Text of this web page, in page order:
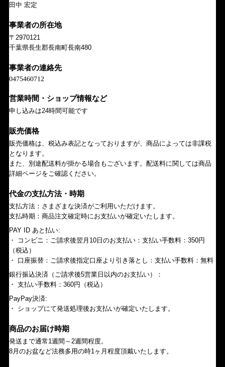
田中 宏定
事業者の所在地
〒2970121
千葉県長生郡長南町長南480
事業者の連絡先
営業時間・ショップ情報など
申し込みは24時間可能です
販売価格
販売価格は、税込み表記となっておりますが、商品によっては非課税
となります。
また、別途配送料が掛かる場合もございます。配送料に関しては商品
詳細ページをご確認ください。
代金の支払方法・時期
支払方法：さまざまな決済がご利用いただけます。
支払時期：商品注文確定時にお支払いが確定いたします。
PAY ID あと払い:
・ コンビニ：ご請求後翌月10日のお支払い：支払い手数料：350円
（税込）
・ 口座振替：ご請求後指定口座より引き落とし：支払い手数料：無料
銀行振込決済（ご請求後5営業日以内のお支払い）：
・ 支払い手数料：360円（税込）
PayPay決済:
・ ショップにて発送処理後お支払いが確定いたします。
商品のお届け時期
発送まで通常1週間～2週間程度。
8月のお盆など法務多用の時1ヶ月程度頂戴いたします。